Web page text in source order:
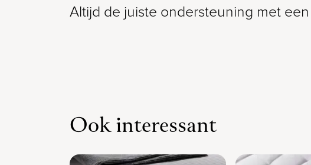
Altijd de juiste ondersteuning met
Ook interessant